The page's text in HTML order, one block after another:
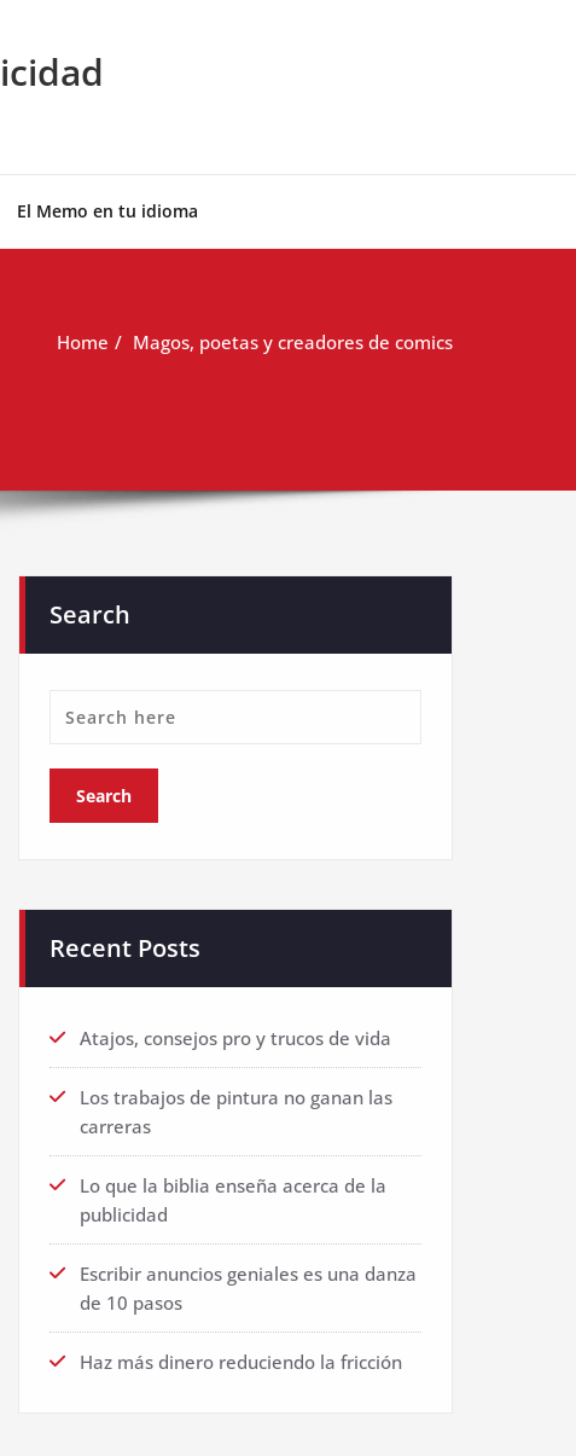
El Memo en tu idioma
Home Magos, poetas y creadores de comics
Search
Recent Posts
Atajos, consejos pro y trucos de vida
Los trabajos de pintura no ganan las
carreras
Lo que la biblia enseña acerca de la
publicidad
Escribir anuncios geniales es una danza
de 10 pasos
Haz más dinero reduciendo la fricción